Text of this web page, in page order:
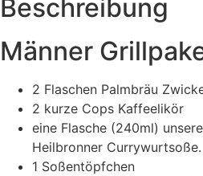
Beschreibung
Männer
2 Flaschen Palmbräu
2 kurze Cops Kaffeelikör
eine Flasche (240ml)
Heilbronner Currywurtsoße.
1 Soßentöpfchen